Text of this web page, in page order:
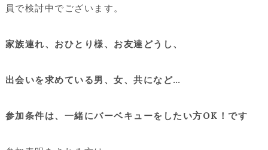
員で検討中でございます。
家族連れ、おひとり様、お友達どうし、
出会いを求めている男、女、共になど…
参加条件は、一緒にバーベキューをしたい方OK！です